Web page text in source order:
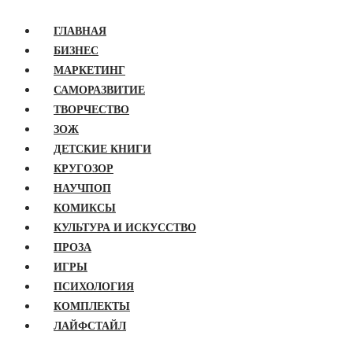
ГЛАВНАЯ
БИЗНЕС
МАРКЕТИНГ
САМОРАЗВИТИЕ
ТВОРЧЕСТВО
ЗОЖ
ДЕТСКИЕ КНИГИ
КРУГОЗОР
НАУЧПОП
КОМИКСЫ
КУЛЬТУРА И ИСКУССТВО
ПРОЗА
ИГРЫ
ПСИХОЛОГИЯ
КОМПЛЕКТЫ
ЛАЙФСТАЙЛ